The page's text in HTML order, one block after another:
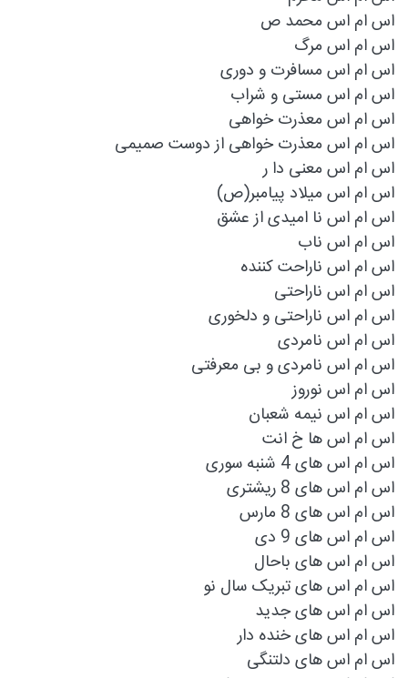
اس ام اس محمد ص
اس ام اس مرگ
اس ام اس مسافرت و دوری
اس ام اس مستی و شراب
اس ام اس معذرت خواهی
اس ام اس معذرت خواهی از دوست صمیمی
اس ام اس معنی دا ر
اس ام اس ميلاد پيامبر(ص)
اس ام اس نا امیدی از عشق
اس ام اس ناب
اس ام اس ناراحت کننده
اس ام اس ناراحتی
اس ام اس ناراحتی و دلخوری
اس ام اس نامردی
اس ام اس نامردی و بی معرفتی
اس ام اس نوروز
اس ام اس نیمه شعبان
اس ام اس ها خ انت
اس ام اس های 4 شنبه سوری
اس ام اس های 8 ریشتری
اس ام اس های 8 مارس
اس ام اس های 9 دی
اس ام اس های باحال
اس ام اس های تبریک سال نو
اس ام اس های جدید
اس ام اس های خنده دار
اس ام اس های دلتنگی